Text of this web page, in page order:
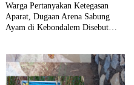
Warga Pertanyakan Ketegasan
Aparat, Dugaan Arena Sabung
Ayam di Kebondalem Disebut